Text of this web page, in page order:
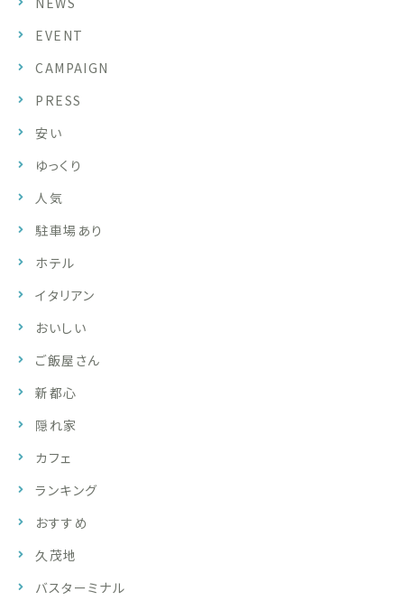
EVENT
CAMPAIGN
PRESS
安い
ゆっくり
人気
駐車場あり
ホテル
イタリアン
おいしい
ご飯屋さん
新都心
隠れ家
カフェ
ランキング
おすすめ
久茂地
バスターミナル